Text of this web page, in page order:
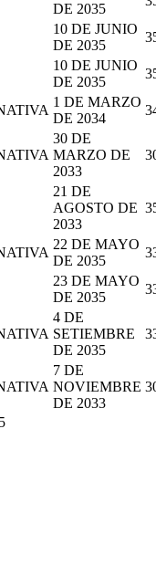
DE 2035
10 DE JUNIO
DE 2035
10 DE JUNIO
DE 2035
1 DE MARZO
DE 2034
30 DE
MARZO DE
2033
21 DE
AGOSTO DE
2033
22 DE MAYO
DE 2035
23 DE MAYO
DE 2035
4 DE
SETIEMBRE
DE 2035
7 DE
NOVIEMBRE
DE 2033